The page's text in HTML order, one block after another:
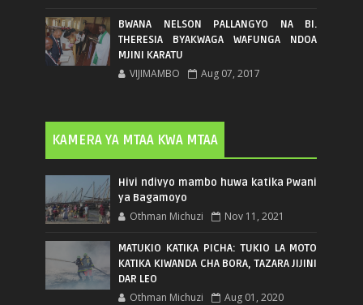
BWANA NELSON PALLANGYO NA BI.
THERESIA BYAKWAGA WAFUNGA NDOA
MJINI KARATU
VIJIMAMBO Aug 07, 2017
KAMERA YA MTAA KWA MTAA
Hivi ndivyo mambo huwa katika Pwani
ya Bagamoyo
Othman Michuzi Nov 11, 2021
MATUKIO KATIKA PICHA: TUKIO LA MOTO
KATIKA KIWANDA CHA BORA, TAZARA JIJINI
DAR LEO
Othman Michuzi Aug 01, 2020